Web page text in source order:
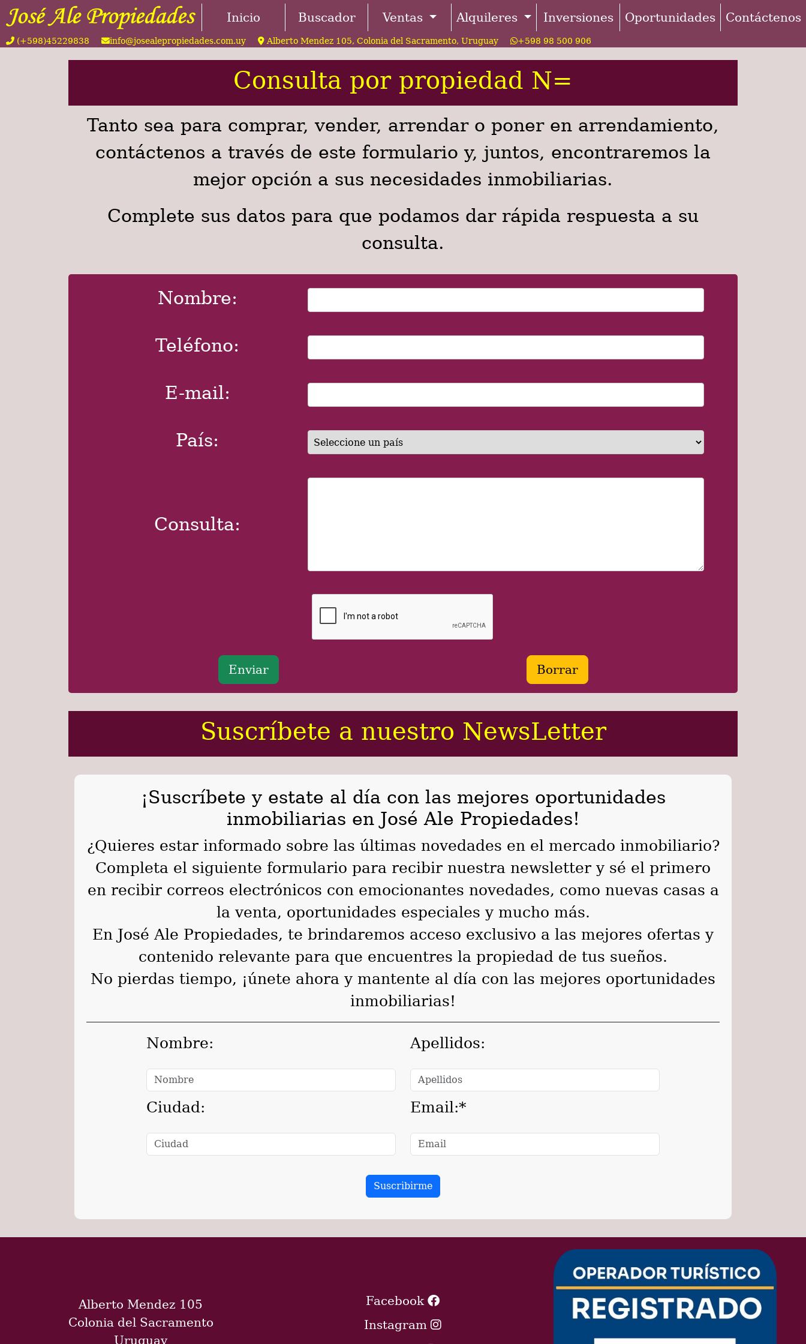
Inicio Buscador Ventas Alquileres Inversiones Oportunidades Contáctenos
(+598)45229838 info@josealepropiedades.com.uy Alberto Mendez 105, Colonia del Sacramento, Uruguay +598 98 500 906
Consulta por propiedad N=
Tanto sea para comprar, vender, arrendar o poner en arrendamiento,
contáctenos a través de este formulario y, juntos, encontraremos la
mejor opción a sus necesidades inmobiliarias.
Complete sus datos para que podamos dar rápida respuesta a su
consulta.
Nombre:
Teléfono:
E-mail:
País:
Consulta:
Suscríbete a nuestro NewsLetter
¡Suscríbete y estate al día con las mejores oportunidades
inmobiliarias en José Ale Propiedades!
¿Quieres estar informado sobre las últimas novedades en el mercado inmobiliario?
Completa el siguiente formulario para recibir nuestra newsletter y sé el primero
en recibir correos electrónicos con emocionantes novedades, como nuevas casas a
la venta, oportunidades especiales y mucho más.
En José Ale Propiedades, te brindaremos acceso exclusivo a las mejores ofertas y
contenido relevante para que encuentres la propiedad de tus sueños.
No pierdas tiempo, ¡únete ahora y mantente al día con las mejores oportunidades
inmobiliarias!
Nombre: Apellidos:
Ciudad: Email:*
Alberto Mendez 105
Colonia del Sacramento
Uruguay
Facebook
Instagram